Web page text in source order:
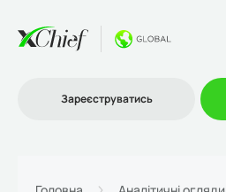
Зареєструватись